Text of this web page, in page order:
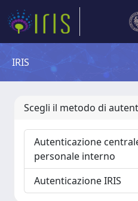
IRIS
Scegli il metodo di
Autenticazione
personale interno
Autenticazione IRIS